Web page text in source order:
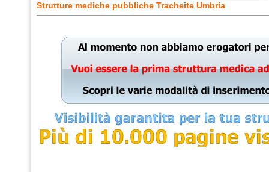
Strutture mediche pubbliche Tracheite Umbria